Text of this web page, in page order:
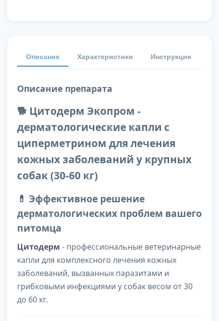
Описание Характеристики Инструкция
Описание препарата
🐕 Цитодерм Экопром -
дерматологические капли с
циперметрином для лечения
кожных заболеваний у крупных
собак (30-60 кг)
💊 Эффективное решение
дерматологических проблем вашего
питомца
Цитодерм - профессиональные ветеринарные
капли для комплексного лечения кожных
заболеваний, вызванных паразитами и
грибковыми инфекциями у собак весом от 30
до 60 кг.